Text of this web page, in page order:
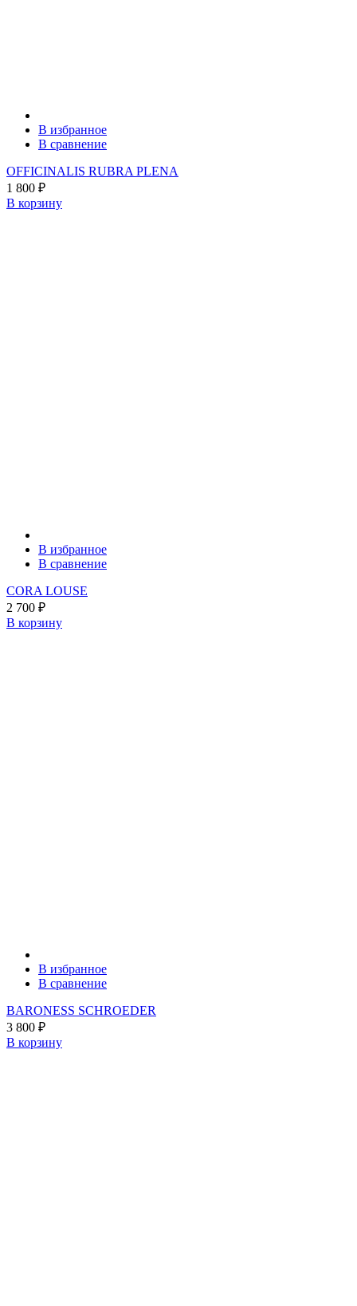
В избранное
В сравнение
OFFICINALIS RUBRA PLENA
1 800 ₽
В корзину
В избранное
В сравнение
CORA LOUSE
2 700 ₽
В корзину
В избранное
В сравнение
BARONESS SCHROEDER
3 800 ₽
В корзину